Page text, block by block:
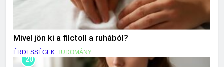
Mivel jön ki a filctoll a ruhából?
ÉRDESSÉGEK TUDOMÁNY
20